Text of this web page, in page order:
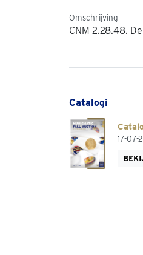
Omschrijving
CNM 2.28.48.
Catalogi
17-07-